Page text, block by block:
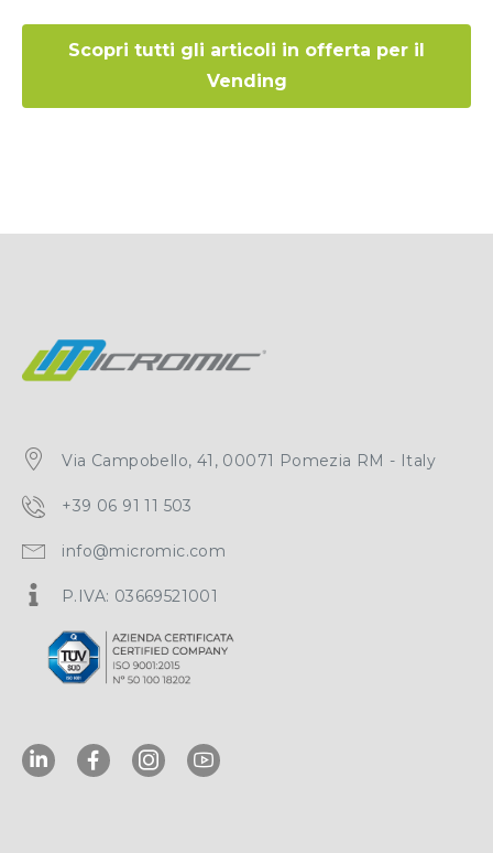
Scopri tutti gli articoli in offerta per il
Vending
Via Campobello, 41, 00071 Pomezia RM - Italy
+39 06 91 11 503
info@micromic.com
P.IVA: 03669521001